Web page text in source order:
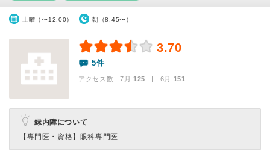
土曜（〜12:00） 朝（8:45〜）
3.70
5件
アクセス数 7月:125 | 6月:151
緑内障について
【専門医・資格】 眼科専門医